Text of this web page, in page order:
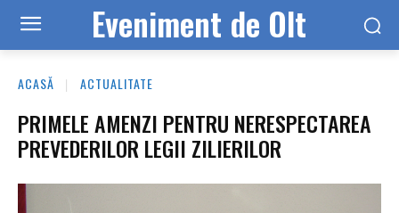
Eveniment de Olt
ACASĂ ACTUALITATE
PRIMELE AMENZI PENTRU NERESPECTAREA
PREVEDERILOR LEGII ZILIERILOR